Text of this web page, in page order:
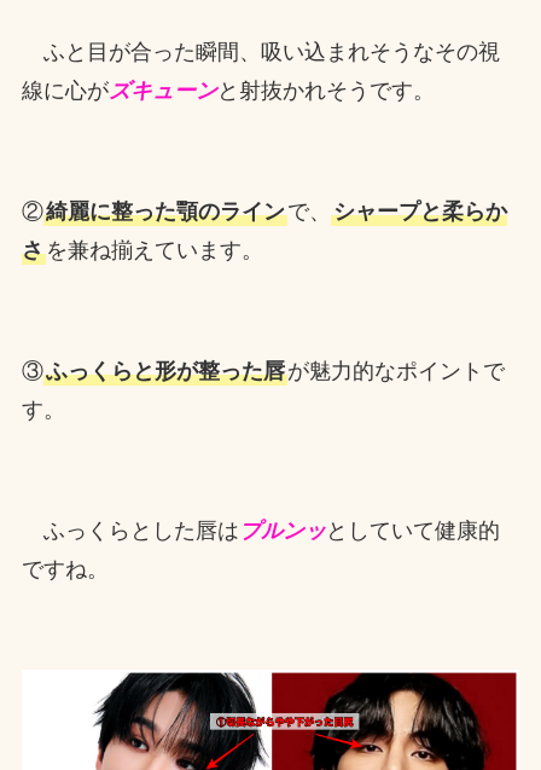
ふと目が合った瞬間、吸い込まれそうなその視
線に心がズキューンと射抜かれそうです。
②綺麗に整った顎のラインで、 シャープと柔らか
さを兼ね揃えています。
③ふっくらと形が整った唇が魅力的なポイントで
す。
ふっくらとした唇は プルンッとしていて健康的
ですね。